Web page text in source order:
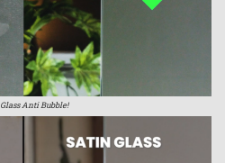
Anti Bubble!